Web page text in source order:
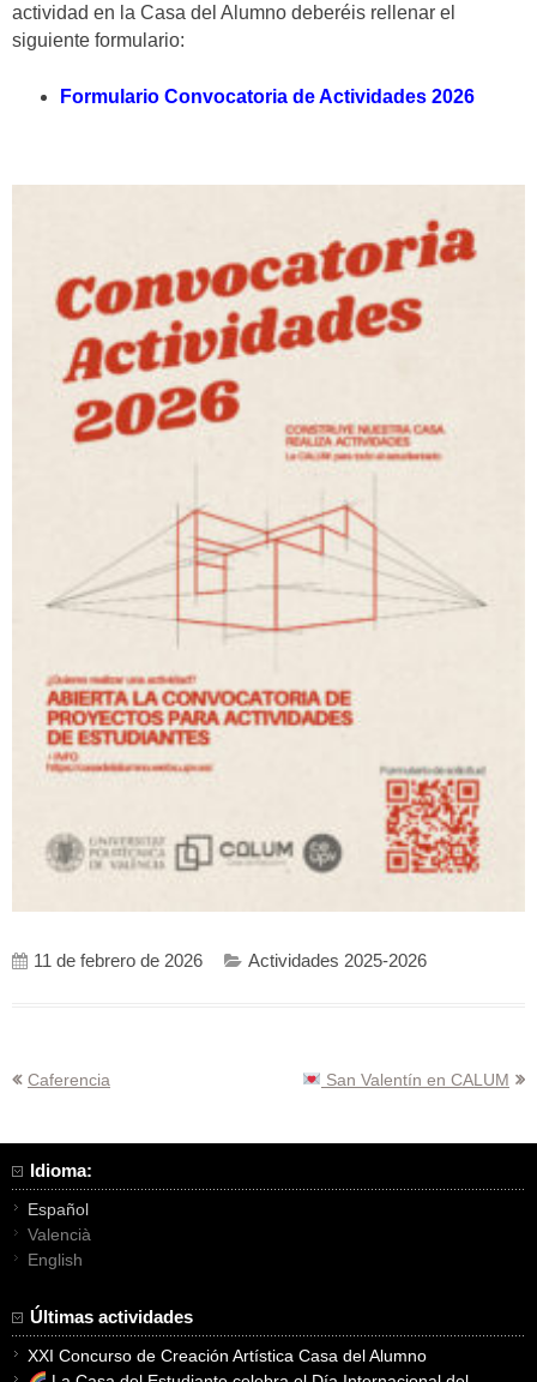
actividad en la Casa del Alumno deberéis rellenar el
siguiente formulario:
Formulario Convocatoria de Actividades 2026
11 de febrero de 2026 Actividades 2025-2026
Navegación
Caferencia San Valentín en CALUM
Idioma:
Español
Valencià
English
Últimas actividades
XXI Concurso de Creación Artística Casa del Alumno